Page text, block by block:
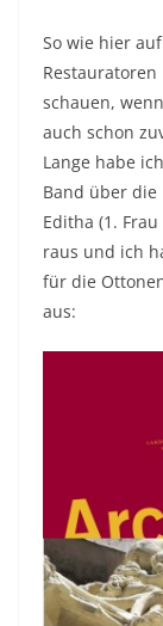
So wie hier
schauen,
auch schon
Lange habe
Band über
Editha (1.
raus und ich
für die
aus: